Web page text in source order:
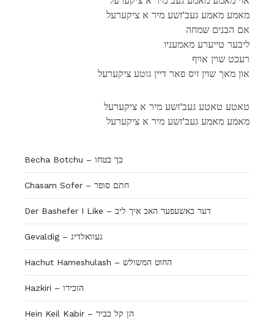
מאמע מאמע געב’זשע מיר א ציקערעל
אם הבנים שמחה
ליבער טייערע מאמעניו
רעכט שוין אויף
און מאך שוין זיס פאר דיין גוטע ציקערעל
טאטע טאטע געב’זשע מיר א ציקערעל
מאמע מאמע געב’זשע מיר א ציקערעל
Becha Botchu – בך בטחו
Chasam Sofer – חתם סופר
Der Bashefer I Like – דער באשעפער האב איך ליב
Gevaldig – געוואלדיג
Hachut Hameshulash – החוט המשולש
Hazkiri – הזכירו
Hein Keil Kabir – הן קל כביר